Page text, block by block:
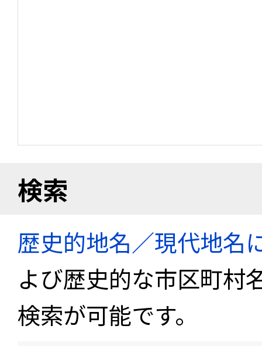
検索
歴史的地名／現代地名
よび歴史的な市区町村
検索が可能です。